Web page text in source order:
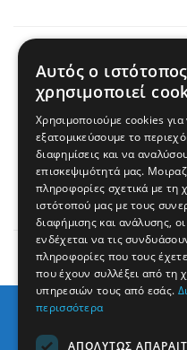
Τέσσερις
«Mετά τη δολοφονία
επιτύχουμε τους
Αυτός ο ιστότοπος
χρησιμοποιεί
Χρησιμοποιούμε cookies για
εξατομικεύσουμε το
διαφημίσεις και να
επισκεψιμότητά μας.
πληροφορίες σχετικά με τη
ιστότοπού μας με τους
διαφήμισης και ανάλυσης,
ενδέχεται να τις
πληροφορίες που τους
που έχουν συλλέξει από τη
υπηρεσιών τους από εσάς.
περισσότερα
ΑΠΟΛΎΤΩΣ